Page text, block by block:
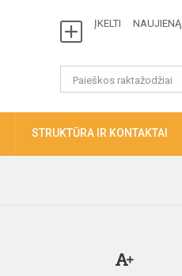
ĮKELTI NAUJIENĄ
STRUKTŪRA IR KONTAKTAI